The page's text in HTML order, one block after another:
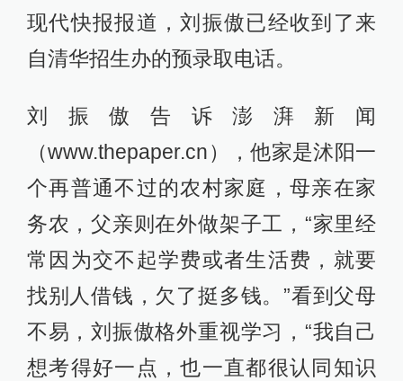
现代快报报道，刘振傲已经收到了来
自清华招生办的预录取电话。
刘振傲告诉澎湃新闻
（www.thepaper.cn），他家是沭阳一
个再普通不过的农村家庭，母亲在家
务农，父亲则在外做架子工，“家里经
常因为交不起学费或者生活费，就要
找别人借钱，欠了挺多钱。”看到父母
不易，刘振傲格外重视学习，“我自己
想考得好一点，也一直都很认同知识